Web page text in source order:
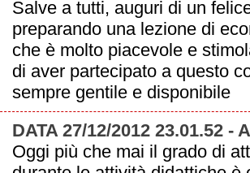
Salve a tutti, auguri di un
preparando una lezione di
che è molto piacevole e
di aver partecipato a questo
sempre gentile e disponibile
DATA 27/12/2012 23.01.52 -
Oggi più che mai il grado di